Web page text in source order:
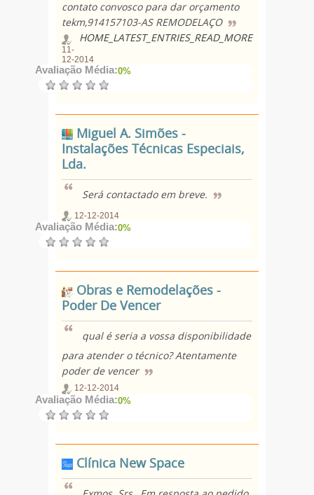
contato convosco para dar orçamento
tekm,914157103-AS REMODELAÇO
HOME_LATEST_ENTRIES_READ_MORE
11-
12-2014
Avaliação Média:0%
Miguel A. Simões -
Instalações Técnicas Especiais,
Lda.
Será contactado em breve.
12-12-2014
Avaliação Média:0%
Obras e Remodelações -
Poder De Vencer
qual é seria a vossa disponibilidade
para atender o técnico? Atentamente
poder de vencer
12-12-2014
Avaliação Média:0%
Clínica New Space